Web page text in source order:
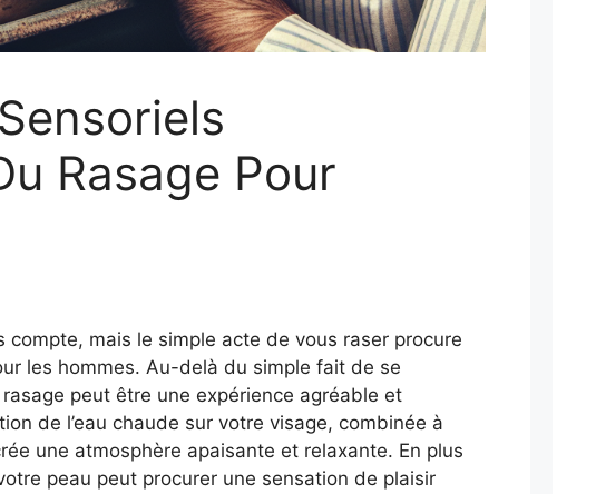
Rasage Pour
mais le simple acte de vous raser procure
les hommes. Au-delà du simple fait de se
peut être une expérience agréable et
de l’eau chaude sur votre visage, combinée à
une atmosphère apaisante et relaxante. En plus
peau peut procurer une sensation de plaisir